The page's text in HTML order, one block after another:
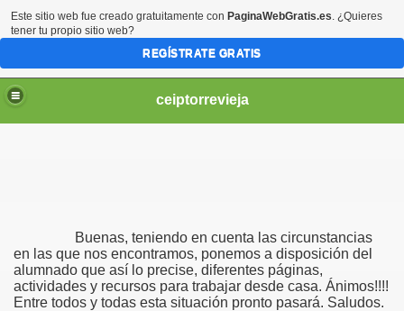
ceiptorrevieja
Buenas, teniendo en cuenta las circunstancias
en las que nos encontramos, ponemos a disposición del
alumnado que así lo precise, diferentes páginas,
actividades y recursos para trabajar desde casa. Ánimos!!!!
Entre todos y todas esta situación pronto pasará. Saludos.
3 AÑOS.
4 AÑOS
Este sitio web fue creado gratuitamente con PaginaWebGratis.es. ¿Quieres
tener tu propio sitio web?
REGÍSTRATE GRATIS